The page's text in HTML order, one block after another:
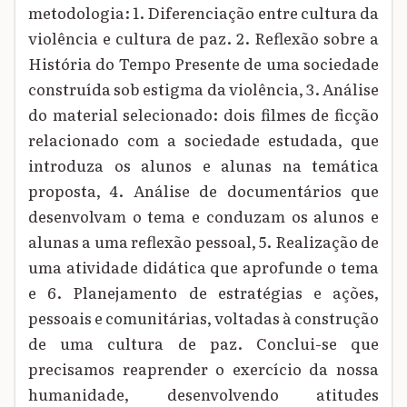
metodologia: 1. Diferenciação entre cultura da
violência e cultura de paz. 2. Reflexão sobre a
História do Tempo Presente de uma sociedade
construída sob estigma da violência, 3. Análise
do material selecionado: dois filmes de ficção
relacionado com a sociedade estudada, que
introduza os alunos e alunas na temática
proposta, 4. Análise de documentários que
desenvolvam o tema e conduzam os alunos e
alunas a uma reflexão pessoal, 5. Realização de
uma atividade didática que aprofunde o tema
e 6. Planejamento de estratégias e ações,
pessoais e comunitárias, voltadas à construção
de uma cultura de paz. Conclui-se que
precisamos reaprender o exercício da nossa
humanidade, desenvolvendo atitudes